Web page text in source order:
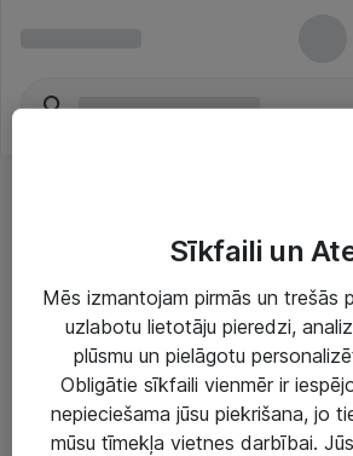
Risinājumi & Pakalpojumi
IT serviss un atbalsts
IT infrastruktūra
Sīkfaili un
Mēs izmantojam pirmās un trešās
uzlabotu lietotāju pieredzi,
plūsmu un pielāgotu
Obligātie sīkfaili vienmēr ir
nepieciešama jūsu piekrišana, jo
mūsu tīmekļa vietnes darbībai.